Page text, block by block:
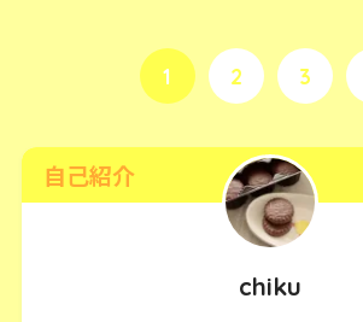
1 2 3
自己紹介
chiku